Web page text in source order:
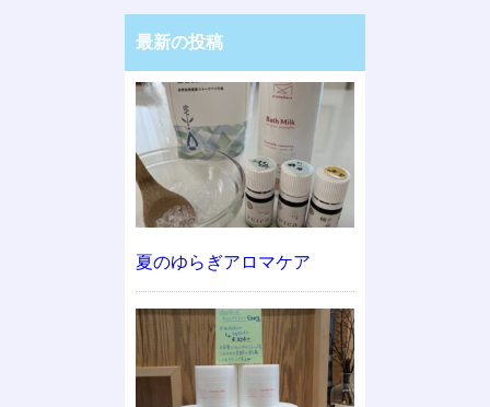
最新の投稿
夏のゆらぎアロマケア